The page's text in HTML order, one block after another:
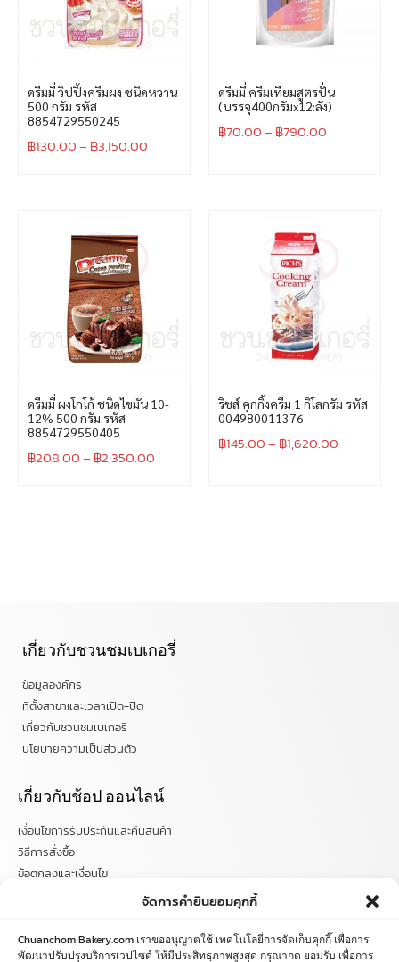
จัดการคำยินยอมคุกกี้
Chuanchom Bakery.com เราขออนุญาตใช้ เทคโนโลยี่การจัดเก็บคุกกี๊ เพื่อการ
พัฒนาปรับปรุงบริการเวปไซด์ ให้มีประสิทธฺภาพสูงสุด กรุณากด ยอมรับ เพื่อการ
ดรีมมี่ วิปปิ้งครีมผง ชนิดหวาน
500 กรัม รหัส
8854729550245
฿130.00– ฿3,150.00
ดรีมมี่ ครีมเทียมสูตรปั่น
(บรรจุ400กรัมx12:ลัง)
฿70.00– ฿790.00
ดรีมมี่ ผงโกโก้ ชนิดไขมัน 10-
12% 500 กรัม รหัส
8854729550405
฿208.00– ฿2,350.00
ริชส์ คุกกิ้งครีม 1 กิโลกรัม รหัส
004980011376
฿145.00– ฿1,620.00
เกี่ยวกับชวนชมเบเกอรี่
ข้อมูลองค์กร
ที่ตั้งสาขาและเวลาเปิด-ปิด
เกี่ยวกับชวนชมเบเกอรี่
นโยบายความเป็นส่วนตัว
เกี่ยวกับช้อป ออนไลน์
เงื่อนไขการรับประกันและคืนสินค้า
วิธีการสั่งซื้อ
ข้อตกลงและเงื่อนไข
ติดตามข่าวสารได้ที่